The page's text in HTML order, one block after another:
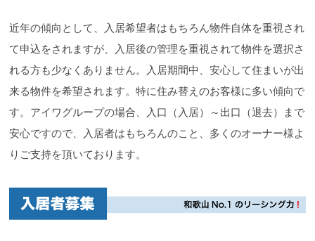
近年の傾向として、入居希望者はもちろん物件自体を重視され
て申込をされますが、入居後の管理を重視されて物件を選択さ
れる方も少なくありません。入居期間中、安心して住まいが出
来る物件を希望されます。特に住み替えのお客様に多い傾向で
す。アイワグループの場合、入口（入居）～出口（退去）まで
安心ですので、入居者はもちろんのこと、多くのオーナー様よ
りご支持を頂いております。